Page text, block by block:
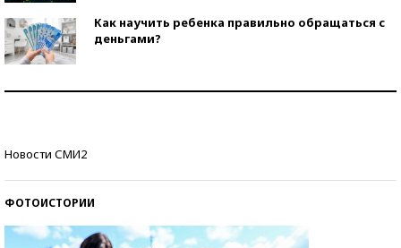
Как научить ребенка правильно обращаться с
деньгами?
Новости СМИ2
ФОТОИСТОРИИ